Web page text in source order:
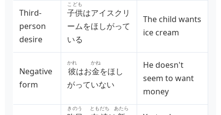
Third-
person
desire
子供
こども
はアイスクリ
ームをほしがって
いる
The child wants
ice cream
Negative
form
彼
かれ
はお金
かね
をほし
がっていない
He doesn't
seem to want
money
きのう ともだち あたら